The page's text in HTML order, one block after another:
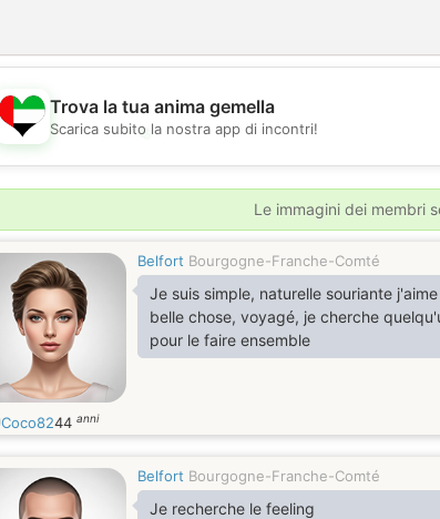
💖
💕
Trova la tua anima gemella
Scarica subito la nostra app di incontri!
Le immagini dei membri
Belfort Bourgogne-Franche-Comté
Je suis simple, naturelle souriante
belle chose, voyagé, je cherche
pour le faire ensemble
Coco8244 anni
Belfort Bourgogne-Franche-Comté
Je recherche le feeling